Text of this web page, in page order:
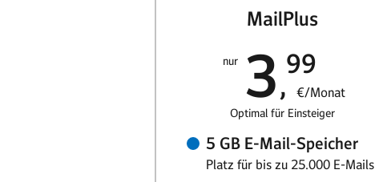
MailPlus
nur 3 99
€/Monat
Optimal für Einsteiger
5 GB E-Mail-Speicher
Platz für bis zu 25.000 E-Mails